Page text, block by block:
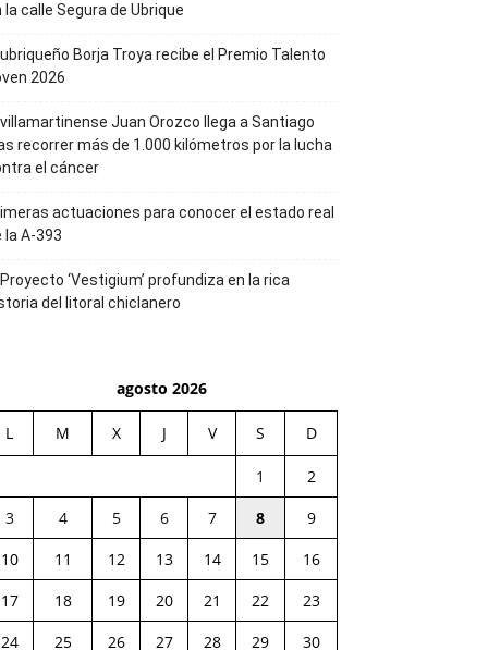
la calle Segura de Ubrique
ubriqueño Borja Troya recibe el Premio Talento
2026
villamartinense Juan Orozco llega a Santiago
recorrer más de 1.000 kilómetros por la lucha
el cáncer
actuaciones para conocer el estado real
la A-393
Proyecto ‘Vestigium’ profundiza en la rica
del litoral chiclanero
agosto 2026
L M X J V S D
1
2
3
4 5 6 7 8
9
10
11 12 13 14 15
16
17
18 19 20 21 22
23
24
25 26 27 28 29
30